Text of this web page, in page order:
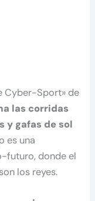
Cyber-Sport» de
las corridas
y gafas de sol
es una
futuro, donde el
los reyes.